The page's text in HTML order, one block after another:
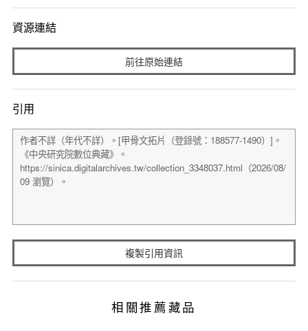
資源連結
前往原始連結
引用
複製引用資訊
相關推薦藏品